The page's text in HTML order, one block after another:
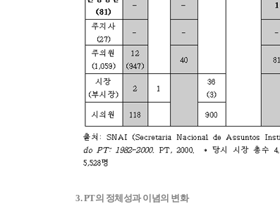
3. PT의 정체성과 이념의 변화